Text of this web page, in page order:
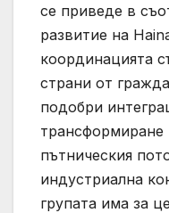
се приведе в
развитие на
координацията
страни от
подобри
трансформиране
пътническия
индустриална
групата има за